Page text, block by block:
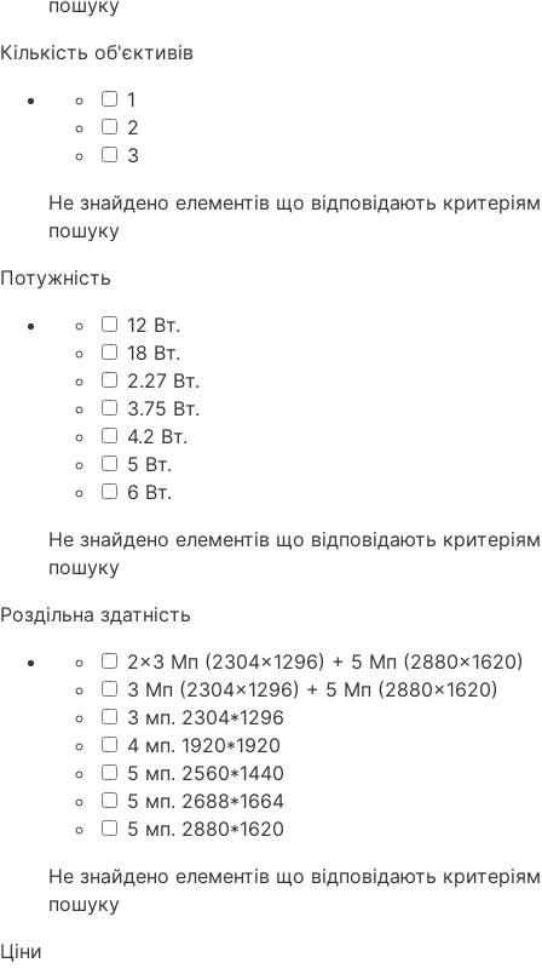
пошуку
Кількість об'єктивів
1
2
3
Не знайдено елементів що відповідають критеріям
пошуку
Потужність
12 Вт.
18 Вт.
2.27 Вт.
3.75 Вт.
4.2 Вт.
5 Вт.
6 Вт.
Не знайдено елементів що відповідають критеріям
пошуку
Роздільна здатність
2×3 Мп (2304×1296) + 5 Мп (2880×1620)
3 Мп (2304×1296) + 5 Мп (2880×1620)
3 мп. 2304*1296
4 мп. 1920*1920
5 мп. 2560*1440
5 мп. 2688*1664
5 мп. 2880*1620
Не знайдено елементів що відповідають критеріям
пошуку
Ціни